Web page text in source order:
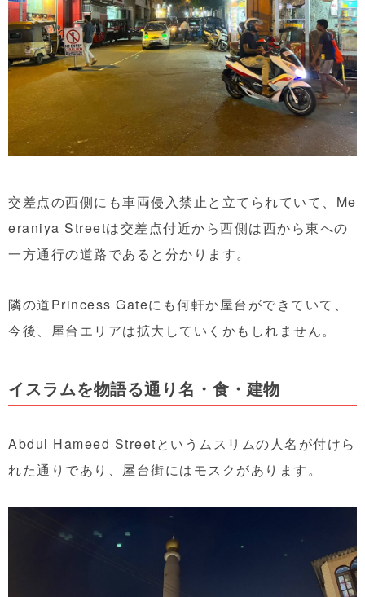
交差点の西側にも車両侵入禁止と立てられていて、Me
eraniya Streetは交差点付近から西側は西から東への
一方通行の道路であると分かります。
隣の道Princess Gateにも何軒か屋台ができていて、
今後、屋台エリアは拡大していくかもしれません。
イスラムを物語る通り名・食・建物
Abdul Hameed Streetというムスリムの人名が付けら
れた通りであり、屋台街にはモスクがあります。